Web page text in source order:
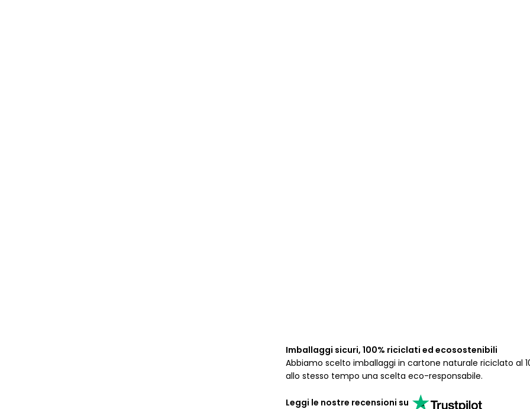
Imballaggi sicuri, 100% riciclati ed ecosostenibili
Abbiamo scelto imballaggi in cartone naturale riciclato al
allo stesso tempo una scelta eco-responsabile.
Leggi le nostre recensioni su